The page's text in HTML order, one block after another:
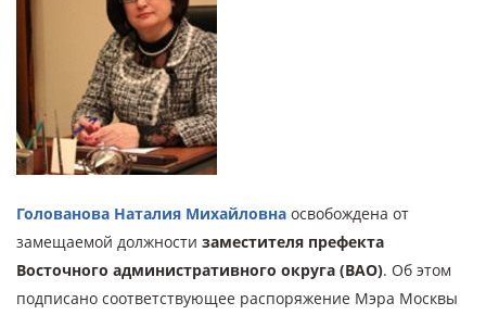
Голованова Наталия Михайловна освобождена от
замещаемой должности заместителя префекта
Восточного административного округа (ВАО). Об этом
подписано соответствующее распоряжение Мэра Москвы